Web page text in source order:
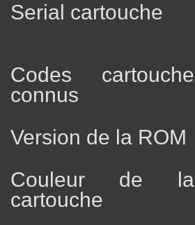
Serial cartouche
Codes cartouche
connus
Version de la ROM
Couleur de la
cartouche